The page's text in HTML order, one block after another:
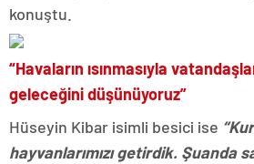
konuştu.
“Havaların ısınmasıyla
geleceğini düşünüyoruz”
Hüseyin Kibar isimli besici ise
hayvanlarımızı getirdik. Şuanda